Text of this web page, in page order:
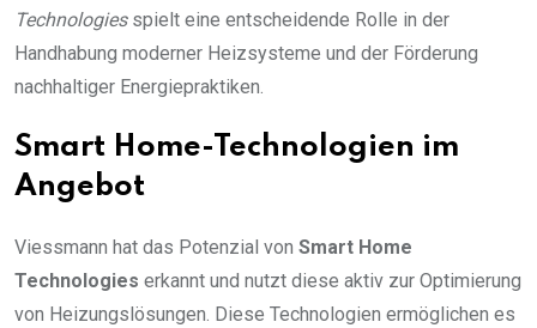
Technologiesspielt eine entscheidende Rolle in der
Handhabung moderner Heizsysteme und der Förderung
nachhaltiger Energiepraktiken.
Smart Home-Technologien im
Angebot
Viessmann hat das Potenzial von Smart Home
Technologies erkannt und nutzt diese aktiv zur Optimierung
von Heizungslösungen. Diese Technologien ermöglichen es